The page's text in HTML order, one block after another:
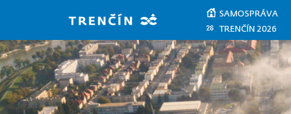
SAMOSPRÁVA
TRENČÍN 2026